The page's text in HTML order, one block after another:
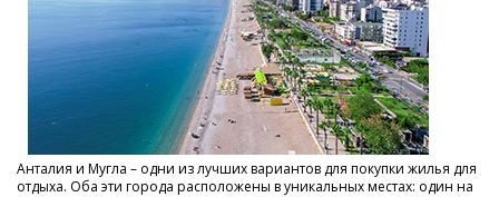
Анталия и Мугла – одни из лучших вариантов для покупки жилья для
отдыха. Оба эти города расположены в уникальных местах: один на